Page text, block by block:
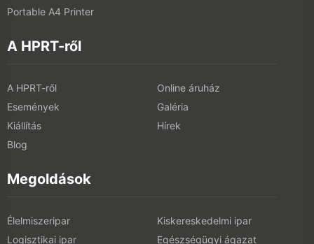
Portable A4 Printer
A HPRT-ről
A HPRT-ről
Online áruház
Események
Galéria
Kiállítás
Hírek
Blog
Megoldások
Élelmiszeripar
Kiskereskedelmi ipar
Logisztikai ipar
Egészségügyi ágazat